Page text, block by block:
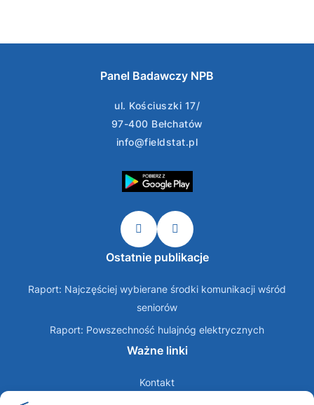
Panel Badawczy NPB
ul. Kościuszki 17/
97-400 Bełchatów
info@fieldstat.pl
Ostatnie publikacje
Raport: Najczęściej wybierane środki komunikacji wśród
seniorów
Raport: Powszechność hulajnóg elektrycznych
Ważne linki
Kontakt